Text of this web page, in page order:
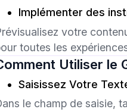
Implémenter des
votre
toutes les
Utiliser le
Saisissez Votre
le champ de saisie,